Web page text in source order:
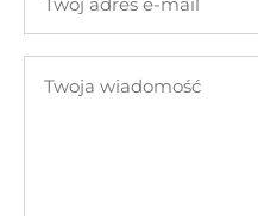
mail
wiadomość